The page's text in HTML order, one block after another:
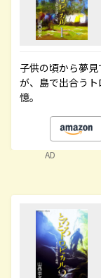
子供の頃から夢
が、島で出合う
憶。
AD